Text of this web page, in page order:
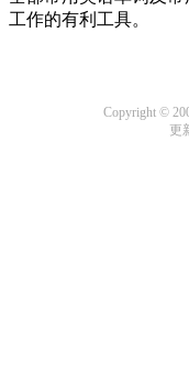
工作的有利工具。
Copyright ©
更